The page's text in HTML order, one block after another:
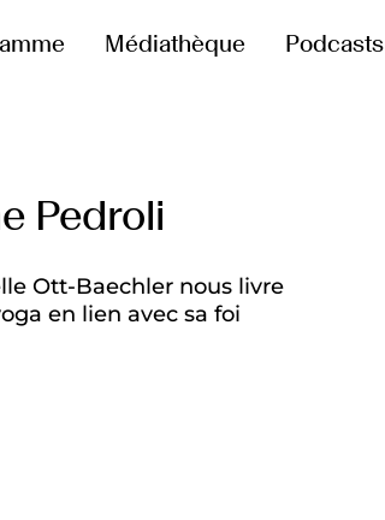
Médiathèque Podcasts
Pedroli
Ott-Baechler nous livre
en lien avec sa foi